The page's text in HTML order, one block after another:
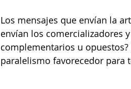
Los mensajes que envían la
envían los comercializadores
complementarios u
paralelismo favorecedor para